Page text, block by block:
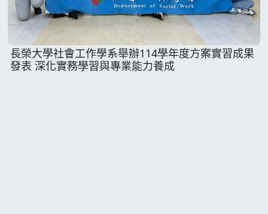
長榮大學社會工作學系舉辦114學年度方案實習成果
發表 深化實務學習與專業能力養成